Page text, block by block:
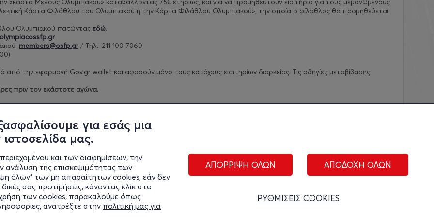
για εσάς μια
μας.
και των διαφημίσεων, την
ανάλυση της επισκεψιμότητας των
όλων" των μη απαραίτητων cookies, εάν δεν
σας προτιμήσεις, κάνοντας κλικ στο
χρήση των cookies, παρακαλούμε όπως
ανατρέξτε στην πολιτική μας για
ΑΠΟΡΡΙΨΗ ΟΛΩΝ ΑΠΟΔΟΧΗ ΟΛΩΝ
ΡΥΘΜΙΣΕΙΣ COOKIES
«κάρτα Μέλους Ολυμπιακού» καταβάλλοντας 75€ ετησίως, και για να προμηθευτούν εισιτήριο για τους μεμονωμένους
Κάρτα Φιλάθλου του Ολυμπιακού ή την Κάρτα Φιλάθλου Ολυμπιακού», την οποία ο φίλαθλος θα προμηθεύεται
Ολυμπιακού πατώντας εδώ.
members@osfp.gr / Τηλ.: 211 100 7060
από την εφαρμογή Gov.gr wallet και αφορούν μόνο τους κατόχους εισιτηρίων διαρκείας. Τις οδηγίες μεταβίβασης
πριν τον εκάστοτε αγώνα.
πατήστεεδώ.
ΑΚΟΛΟΥΘΗΣΤΕ ΜΑΣ: